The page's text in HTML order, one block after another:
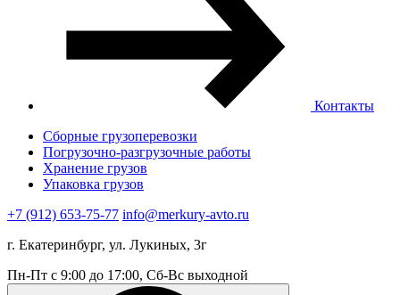
Контакты
Сборные грузоперевозки
Погрузочно-разгрузочные работы
Хранение грузов
Упаковка грузов
+7 (912) 653-75-77 info@merkury-avto.ru
г. Екатеринбург, ул. Лукиных, 3г
Пн-Пт с 9:00 до 17:00, Сб-Вс выходной